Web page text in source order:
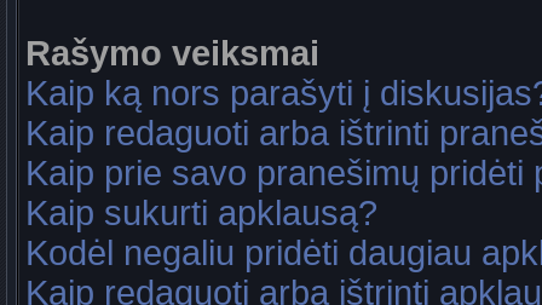
Rašymo veiksmai
Kaip ką nors parašyti į
Kaip redaguoti arba ištrinti
Kaip prie savo pranešimų pridėti
Kaip sukurti apklausą?
Kodėl negaliu pridėti daugiau
Kaip redaguoti arba ištrinti